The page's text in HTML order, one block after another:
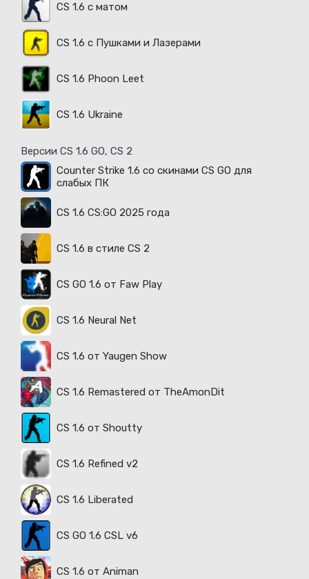
CS 1.6 с матом
CS 1.6 с Пушками и Лазерами
CS 1.6 Phoon Leet
CS 1.6 Ukraine
Версии CS 1.6 GO, CS 2
Counter Strike 1.6 со скинами CS GO для
слабых ПК
CS 1.6 CS:GO 2025 года
CS 1.6 в стиле CS 2
CS GO 1.6 от Faw Play
CS 1.6 Neural Net
CS 1.6 от Yaugen Show
CS 1.6 Remastered от TheAmonDit
CS 1.6 от Shoutty
CS 1.6 Refined v2
CS 1.6 Liberated
CS GO 1.6 CSL v6
CS 1.6 от Animan